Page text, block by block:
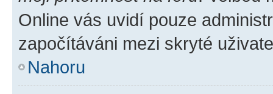
Online vás uvidí pouze
započítáváni mezi skryté
Nahoru